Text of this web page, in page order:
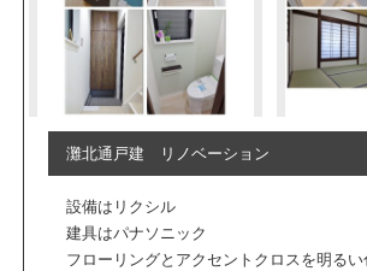
灘北通戸建 リノベーション
設備はリクシル
建具はパナソニック
フローリングとアクセントクロスを明る